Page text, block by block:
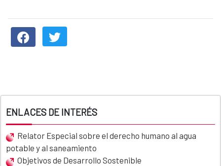
News content
ENLACES DE INTERÉS
Relator Especial sobre el derecho humano al agua
potable y al saneamiento
Objetivos de Desarrollo Sostenible